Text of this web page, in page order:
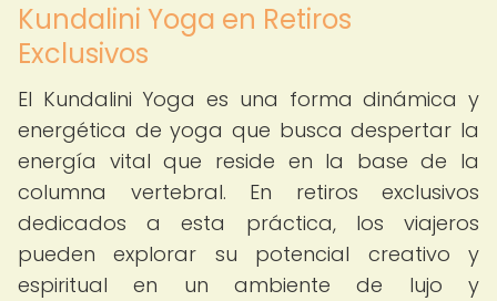
Kundalini Yoga en Retiros
Exclusivos
El Kundalini Yoga es una forma dinámica y
energética de yoga que busca despertar la
energía vital que reside en la base de la
columna vertebral. En retiros exclusivos
dedicados a esta práctica, los viajeros
pueden explorar su potencial creativo y
espiritual en un ambiente de lujo y